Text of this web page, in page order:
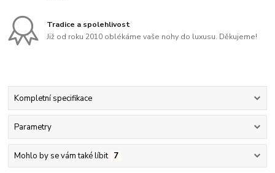
Tradice a spolehlivost
Již od roku 2010 oblékáme vaše nohy do luxusu. Děkujeme!
Kompletní specifikace
Parametry
Mohlo by se vám také líbit 7